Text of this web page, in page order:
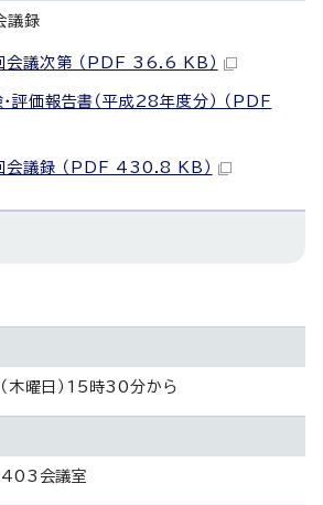
議録
会議次第 （PDF 36.6 KB）
評価報告書（平成28年度分） （PDF
会議録 （PDF 430.8 KB）
曜日）15時30分から
会議室